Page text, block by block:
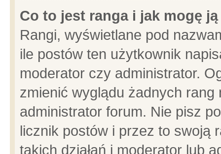
Co to jest ranga i jak mogę
Rangi, wyświetlane pod
ile postów ten użytkownik
moderator czy administrator.
zmienić wyglądu żadnych
administrator forum. Nie pisz
licznik postów i przez to swoją
takich działań i moderator lub